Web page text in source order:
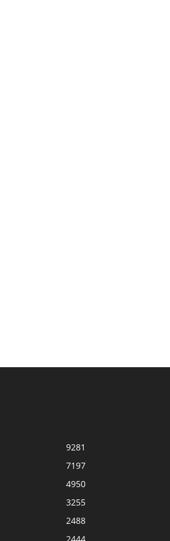
9281
7197
4950
3255
2488